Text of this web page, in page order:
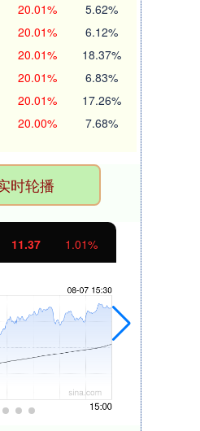
20.01% 5.62%
20.01% 6.12%
20.01% 18.37%
20.01% 6.83%
20.01% 17.26%
20.00% 7.68%
时轮播
11.37 1.01%